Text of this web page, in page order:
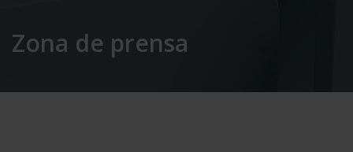
Zona de prensa